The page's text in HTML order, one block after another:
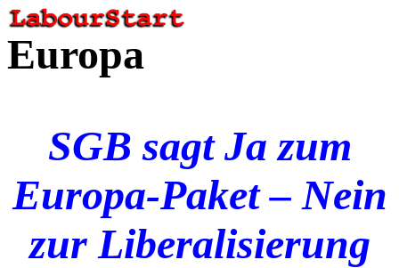
Europa
SGB sagt Ja zum
Europa-Paket – Nein
zur Liberalisierung